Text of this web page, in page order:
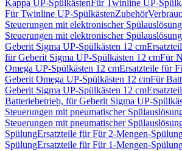
Kappa UP-SpülkästenFür Twinline UP-
Für Twinline UP-SpülkästenZubehör
Steuerungen mit elektronischer Spülauslösung
Steuerungen mit elektronischer Spülauslösung
Geberit Sigma UP-Spülkästen 12 cm
für Geberit Sigma UP-Spülkästen 12 cmFür
Omega UP-Spülkästen 12 cmErsatzteile für
Geberit Omega UP-Spülkästen 12 cmFür
Geberit Sigma UP-Spülkästen 12 cm
Batteriebetrieb, für Geberit Sigma UP-
Steuerungen mit pneumatischer
Steuerungen mit pneumatischer
SpülungErsatzteile für Für 2-Mengen-
SpülungErsatzteile für Für 1-Mengen-